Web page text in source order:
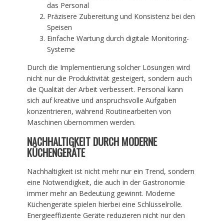
das Personal
Präzisere Zubereitung und Konsistenz bei den
Speisen
Einfache Wartung durch digitale Monitoring-
Systeme
Durch die Implementierung solcher Lösungen wird
nicht nur die Produktivität gesteigert, sondern auch
die Qualität der Arbeit verbessert. Personal kann
sich auf kreative und anspruchsvolle Aufgaben
konzentrieren, während Routinearbeiten von
Maschinen übernommen werden.
NACHHALTIGKEIT DURCH MODERNE
KÜCHENGERÄTE
Nachhaltigkeit ist nicht mehr nur ein Trend, sondern
eine Notwendigkeit, die auch in der Gastronomie
immer mehr an Bedeutung gewinnt. Moderne
Küchengeräte spielen hierbei eine Schlüsselrolle.
Energieeffiziente Geräte reduzieren nicht nur den